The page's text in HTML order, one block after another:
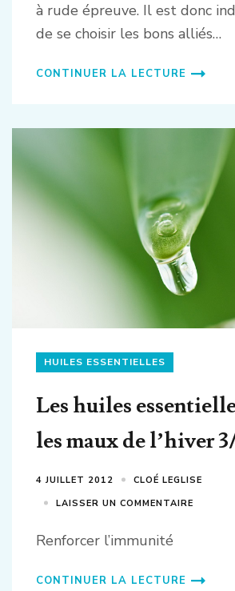
à rude épreuve. Il est donc
de se choisir les bons alliés…
CONTINUER LA LECTURE
HUILES ESSENTIELLES
Les huiles
les maux de l’hiver
4 JUILLET 2012
CLOÉ LEGLISE
LAISSER UN COMMENTAIRE
Renforcer l’immunité
CONTINUER LA LECTURE